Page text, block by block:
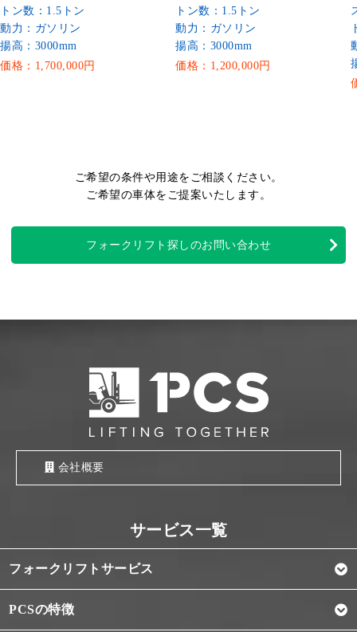
トン数：1.5トン
動力：ガソリン
揚高：3000mm
価格：1,700,000円
トン数：1.5トン
動力：ガソリン
揚高：3000mm
価格：1,200,000円
ご希望の条件や用途をご相談ください。
ご希望の車体をご提案いたします。
フォークリフト探しのお問い合わせ
会社概要
フォークリフトサービス
PCSの特徴